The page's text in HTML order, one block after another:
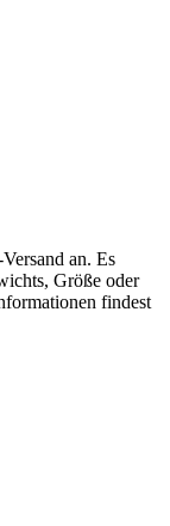
an. Es
Größe oder
findest